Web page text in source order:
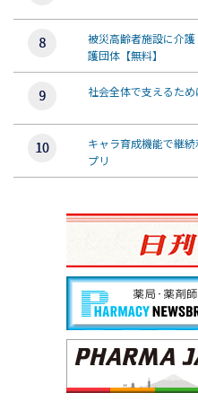
被災高齢者施設に介
護団体【無料】
社会全体で支えるため
キャラ育成機能で継
プリ